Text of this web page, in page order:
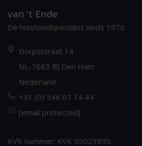
van 't Ende
Dè huishoudspecialist sinds 1970
Dorpsstraat 14
NL-7683 BJ Den Ham
Nederland
+31 (0) 546 67 14 44
[email protected]
KVK nummer: KVK 05023895